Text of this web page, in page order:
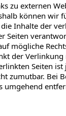
zu externen
können wir
Inhalte der
Seiten
mögliche
der
Seiten
zumutbar. Bei
umgehend